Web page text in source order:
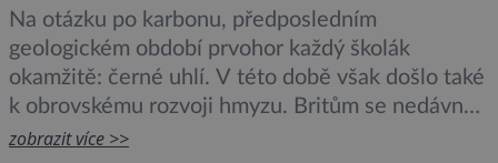
Na otázku po karbonu, předposledním
geologickém období prvohor každý školák
okamžitě: černé uhlí. V této době však došlo také
k obrovskému rozvoji hmyzu. Britům se nedávno
podařilo zrekonstruovat dávného karbonského
zobrazit více >>